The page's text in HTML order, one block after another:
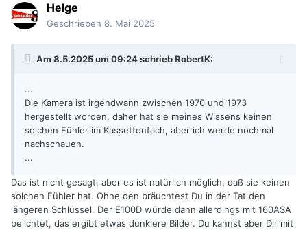
Helge
Geschrieben 8. Mai 2025
Am 8.5.2025 um 09:24 schriebRobertK:
...
Die Kamera ist irgendwann zwischen 1970 und 1973
hergestellt worden, daher hat sie meines Wissens keinen
solchen Fühler im Kassettenfach, aber ich werde nochmal
nachschauen.
...
Das ist nicht gesagt, aber es ist natürlich möglich, daß sie keinen
solchen Fühler hat. Ohne den bräuchtest Du in der Tat den
längeren Schlüssel. Der E100D würde dann allerdings mit 160ASA
belichtet, das ergibt etwas dunklere Bilder. Du kannst aber Dir mit